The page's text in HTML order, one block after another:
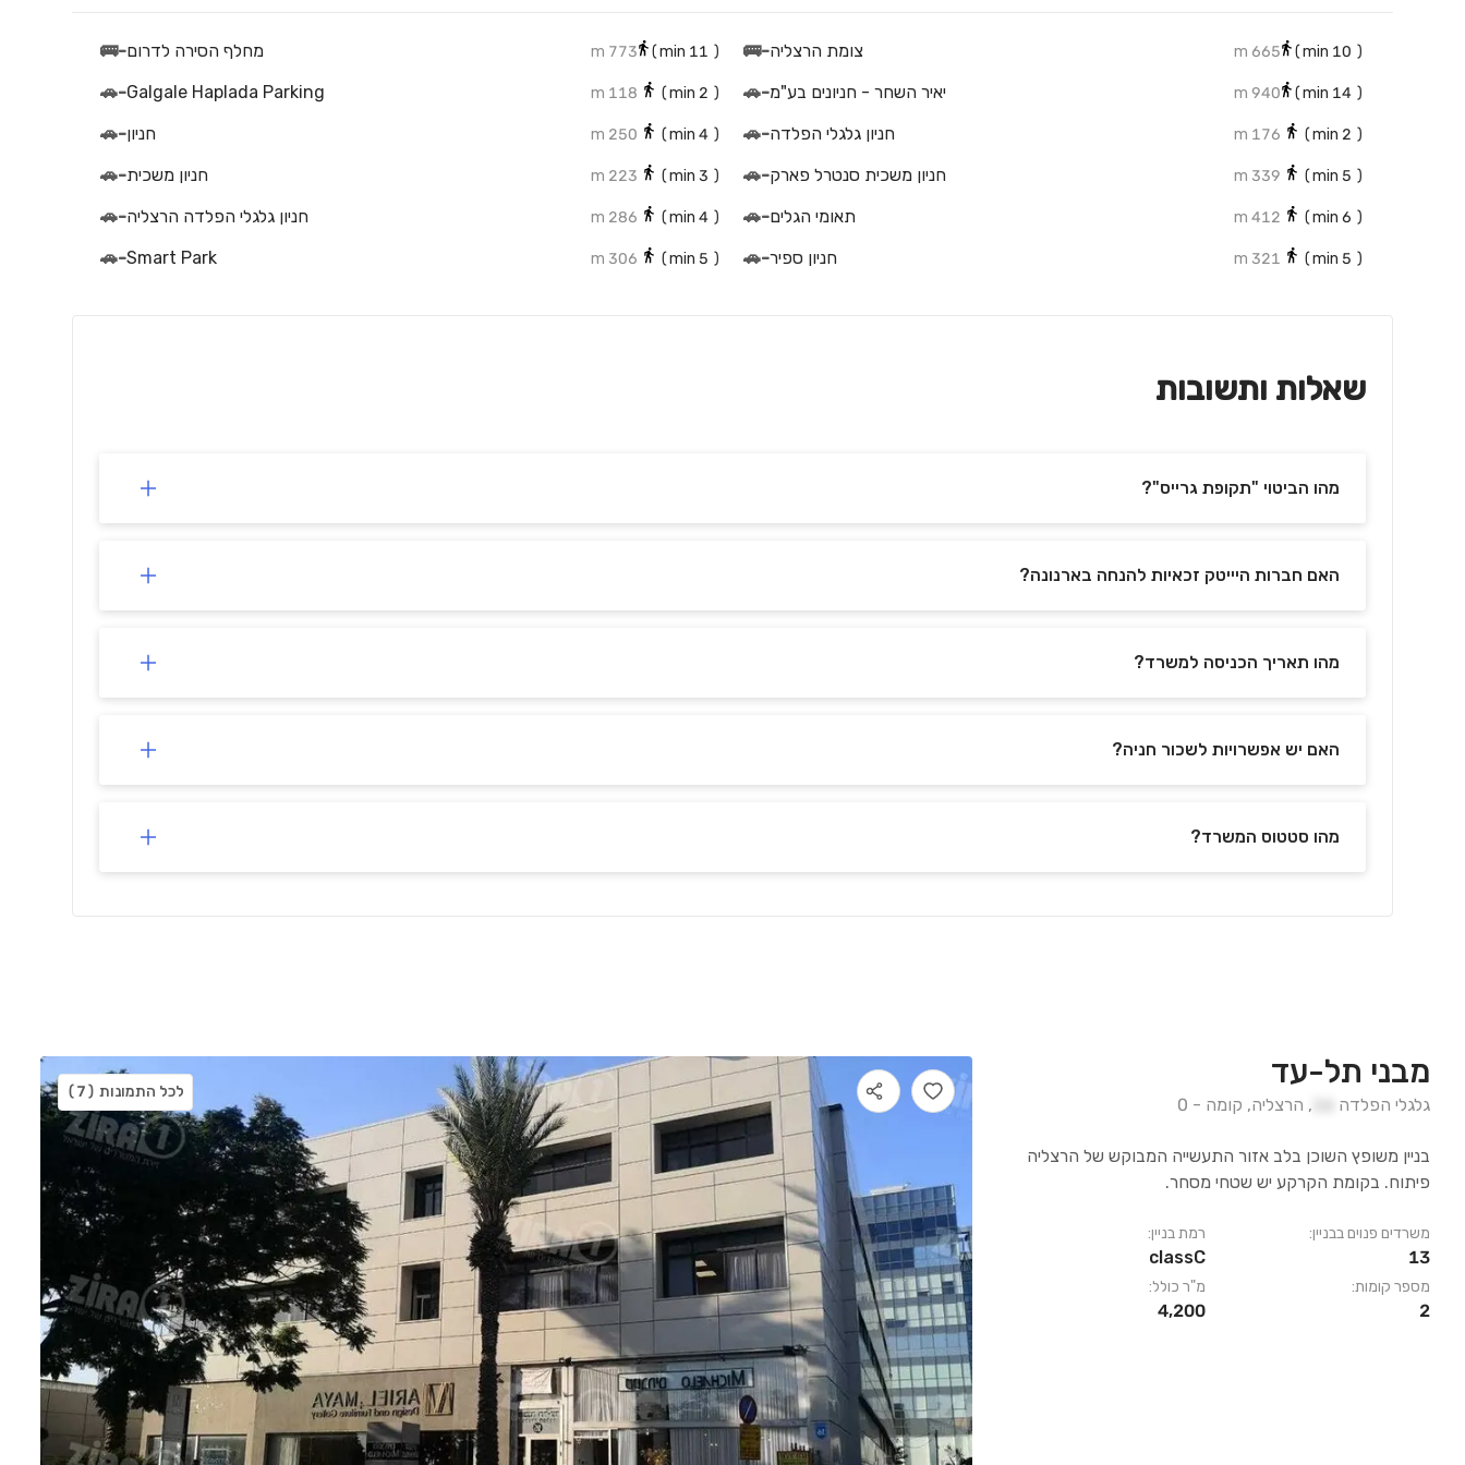
(
10
665 m צומת הרצליה-
🚌
(
11
773 m מחלף הסירה לדרום-
🚌
(
14
940 m יאיר השחר - חניונים בע"מ-
🚗
(
2
118 m
Galgale Haplada Parking
-
🚗
(
2
176 m חניון גלגלי הפלדה-
🚗
(
4
250 m חניון-
🚗
(
5
339 m חניון משכית סנטרל פארק-
🚗
(
3
223 m חניון משכית-
🚗
(
6
412 m תאומי הגלים-
🚗
(
4
286 m חניון גלגלי הפלדה הרצליה-
🚗
(
5
321 m חניון ספיר-
🚗
(
5
306 m
Smart Park
-
🚗
שאלות ותשובות
מהו הביטוי "תקופת גרייס"?
האם חברות היייטק זכאיות להנחה בארנונה?
מהו תאריך הכניסה למשרד?
האם יש אפשרויות לשכור חניה?
מהו סטטוס המשרד?
מבני תל-עד
גלגלי הפלדה , הרצליה, קומה -
0
בניין משופץ השוכן בלב אזור התעשייה המבוקש של הרצליה
פיתוח. בקומת הקרקע יש שטחי מסחר.
משרדים פנוים בבניין:
13
מספר קומות:
2
רמת בניין:
classC
מ"ר כולל:
4,200
לכל התמונות (7)